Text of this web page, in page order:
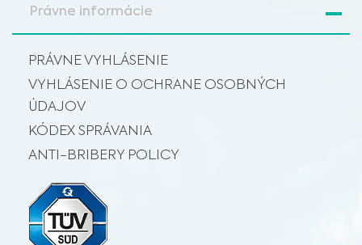
Právne informácie
PRÁVNE VYHLÁSENIE
VYHLÁSENIE O OCHRANE OSOBNÝCH
ÚDAJOV
KÓDEX SPRÁVANIA
ANTI-BRIBERY POLICY